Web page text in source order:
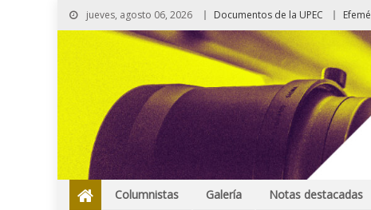
jueves, agosto 06, 2026 Documentos de la UPEC
Columnistas Galería Notas destacadas